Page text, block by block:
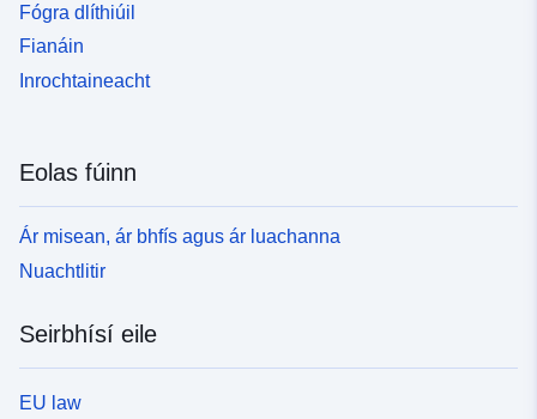
Fógra dlíthiúil
Fianáin
Inrochtaineacht
Eolas fúinn
Ár misean, ár bhfís agus ár luachanna
Nuachtlitir
Seirbhísí eile
EU law